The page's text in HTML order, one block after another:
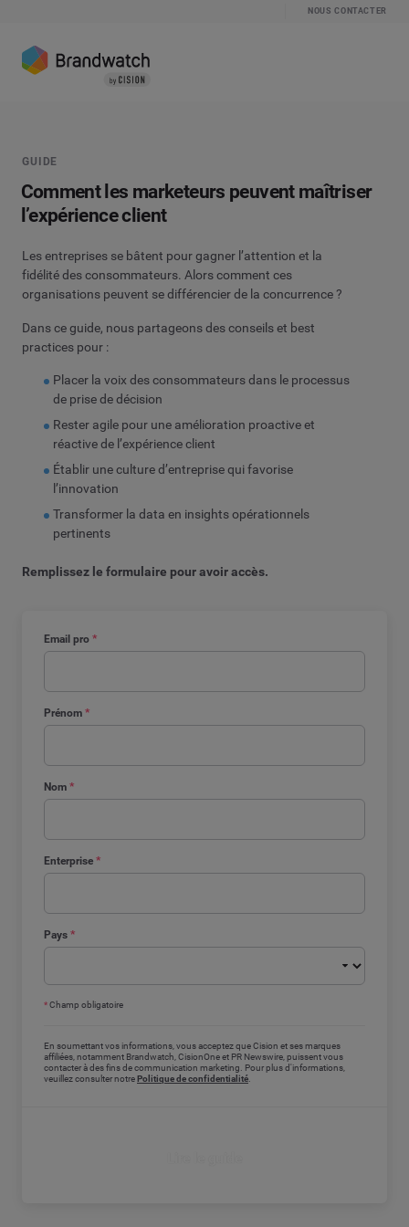
NOUS CONTACTER
Email pro *
Prénom *
Nom *
Enterprise *
Pays *
*Champ obligatoire
En soumettant vos informations, vous acceptez que Cision et ses marques
affiliées, notamment Brandwatch, CisionOne et PR Newswire, puissent vous
contacter à des fins de communication marketing. Pour plus d'informations,
veuillez consulter notrePolitique de confidentialité
GUIDE
Comment les marketeurs peuvent maîtriser
l’expérience client
Les entreprises se bâtent pour gagner l’attention et la
fidélité des consommateurs. Alors comment ces
organisations peuvent se différencier de la concurrence ?
Dans ce guide, nous partageons des conseils et best
practices pour :
Placer la voix des consommateurs dans le processus
de prise de décision
Rester agile pour une amélioration proactive et
réactive de l’expérience client
Établir une culture d’entreprise qui favorise
l’innovation
Transformer la data en insights opérationnels
pertinents
Remplissez le formulaire pour avoir accès.